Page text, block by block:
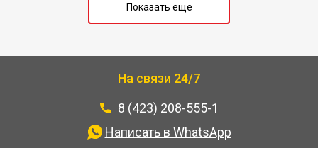
Показать еще
На связи 24/7
8 (423) 208-555-1
Написать в WhatsApp